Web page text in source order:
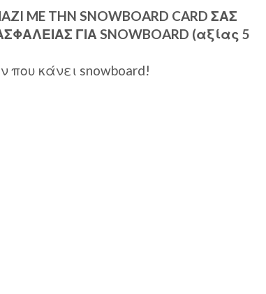
ME THN SNOWBOARD CARD ΣΑΣ
ΓΙΑ SNOWBOARD (αξίας 5
που κάνει snowboard!